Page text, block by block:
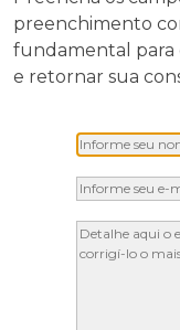
preenchimento
fundamental para
e retornar sua